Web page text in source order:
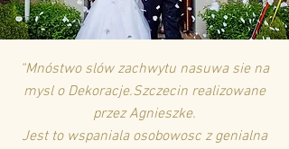
“Mnóstwo slów zachwytu nasuwa sie na
mysl o Dekoracje.Szczecin realizowane
przez Agnieszke.
Jest to wspaniala osobowosc z genialna